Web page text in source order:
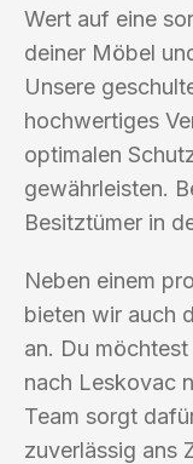
Wert auf eine
deiner Möbel
Unsere
hochwertiges
optimalen
gewährleisten.
Besitztümer in
Neben einem
bieten wir auch
an. Du
nach Leskovac
Team sorgt
zuverlässig ans